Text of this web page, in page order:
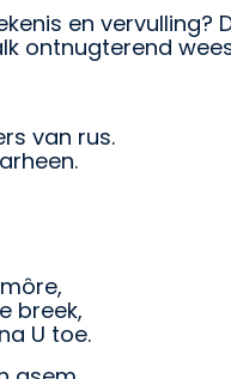
en
ontnugterend
van rus.
breek,
U toe.